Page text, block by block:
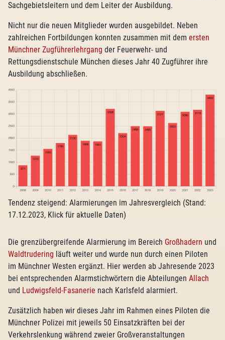
Sachgebietsleitern und dem Leiter der Ausbildung.
Nicht nur die neuen Mitglieder wurden ausgebildet. Neben
zahlreichen Fortbildungen konnten zusammen mit dem ersten
Münchner Zugführerlehrgang der Feuerwehr- und
Rettungsdienstschule München dieses Jahr 40 Zugführer ihre
Ausbildung abschließen.
Tendenz steigend: Alarmierungen im Jahresvergleich (Stand:
17.12.2023, Klick für aktuelle Daten)
Die grenzübergreifende Alarmierung im Bereich Großhadern und
Waldtrudering läuft weiter und wurde nun durch einen Piloten
im Münchner Westen ergänzt. Hier werden ab Jahresende 2023
bei entsprechenden Alarmstichwörtern die Abteilungen Allach
und Ludwigsfeld-Fasanerie nach Karlsfeld alarmiert.
Zusätzlich haben wir dieses Jahr im Rahmen eines Piloten die
Münchner Polizei mit jeweils 50 Einsatzkräften bei der
Verkehrslenkung während zweier Großveranstaltungen